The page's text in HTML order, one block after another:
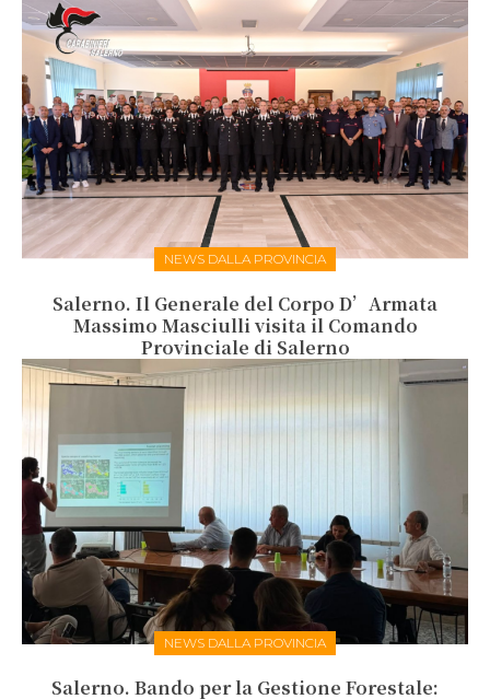
NEWS DALLA PROVINCIA
Salerno. Il Generale del Corpo D’Armata
Massimo Masciulli visita il Comando
Provinciale di Salerno
NEWS DALLA PROVINCIA
Salerno. Bando per la Gestione Forestale: